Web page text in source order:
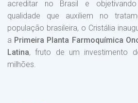
acreditar no Brasil e
qualidade que auxiliem no
população brasileira, o Cristália
a Primeira Planta Farmoquímica
Latina, fruto de um investimento
milhões.